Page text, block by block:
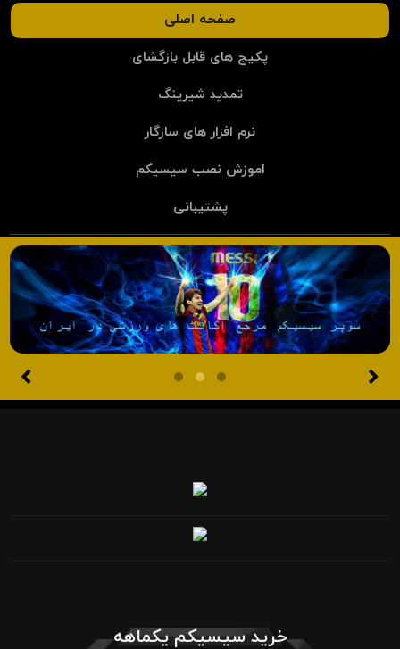
صفحه اصلی
پکیج های قابل بازگشای
تمدید شیرینگ
نرم افزار های سازگار
اموزش نصب سیسیکم
پشتیبانی
خرید سیسیکم یکماهه